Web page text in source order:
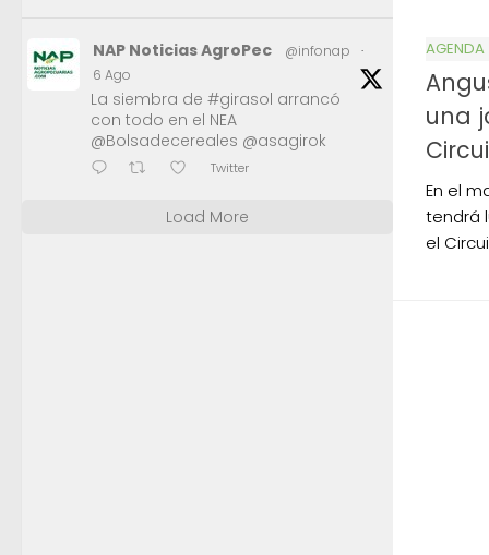
AGENDA
una
En el
tendrá
el
NAP Noticias AgroPec @infonap
·
6 Ago
La siembra de #girasol arrancó
con todo en el NEA
@Bolsadecereales @asagirok
Twitter
Load More